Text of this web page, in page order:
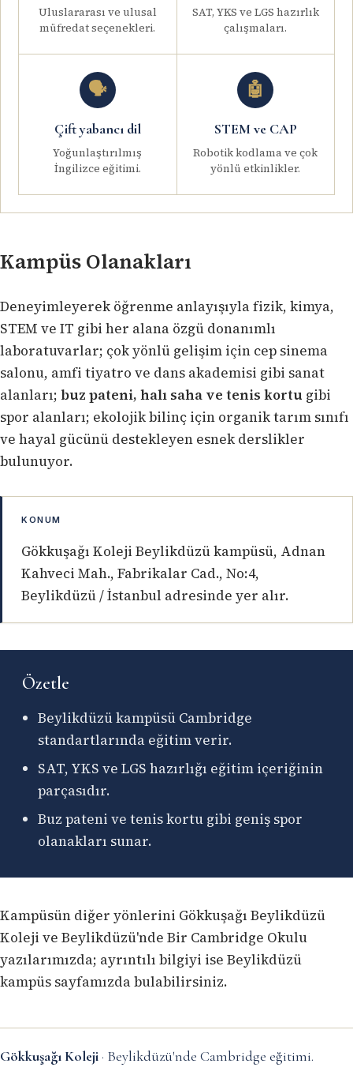
Uluslararası ve ulusal
müfredat seçenekleri.
SAT, YKS ve LGS hazırlık
çalışmaları.
🗣️
Çift yabancı dil
Yoğunlaştırılmış
İngilizce eğitimi.
🤖
STEM ve CAP
Robotik kodlama ve çok
yönlü etkinlikler.
Kampüs Olanakları
Deneyimleyerek öğrenme anlayışıyla fizik, kimya,
STEM ve IT gibi her alana özgü donanımlı
laboratuvarlar; çok yönlü gelişim için cep sinema
salonu, amfi tiyatro ve dans akademisi gibi sanat
alanları; buz pateni, halı saha ve tenis kortu gibi
spor alanları; ekolojik bilinç için organik tarım sınıfı
ve hayal gücünü destekleyen esnek derslikler
bulunuyor.
KONUM
Gökkuşağı Koleji Beylikdüzü kampüsü, Adnan
Kahveci Mah., Fabrikalar Cad., No:4,
Beylikdüzü / İstanbul adresinde yer alır.
Özetle
Beylikdüzü kampüsü Cambridge
standartlarında eğitim verir.
SAT, YKS ve LGS hazırlığı eğitim içeriğinin
parçasıdır.
Buz pateni ve tenis kortu gibi geniş spor
olanakları sunar.
Kampüsün diğer yönlerini Gökkuşağı Beylikdüzü
Koleji ve Beylikdüzü'nde Bir Cambridge Okulu
yazılarımızda; ayrıntılı bilgiyi ise Beylikdüzü
kampüs sayfamızdabulabilirsiniz.
Gökkuşağı Koleji · Beylikdüzü'nde Cambridge eğitimi.